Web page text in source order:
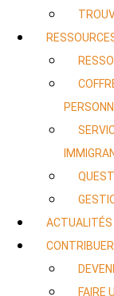
ACTUALITÉS
CONTRIBUER
FAIRE